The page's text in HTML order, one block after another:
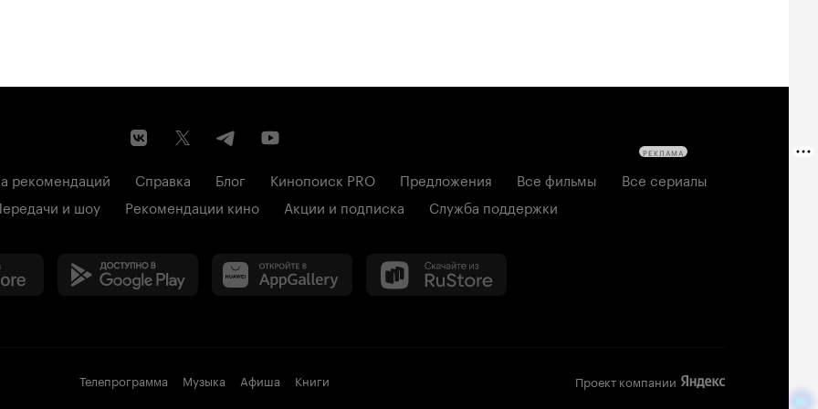
рекомендаций Справка Блог Кинопоиск PRO Предложения Все фильмы
Все сериалы
и шоу
Рекомендации кино Акции и подписка Служба поддержки
Телепрограмма Музыка Афиша Книги Проект компании
РЕКЛАМА